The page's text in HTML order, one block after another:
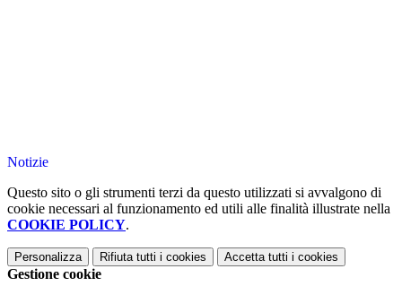
Notizie
Questo sito o gli strumenti terzi da questo utilizzati si avvalgono di
cookie necessari al funzionamento ed utili alle finalità illustrate nella
COOKIE POLICY.
Personalizza Rifiuta tutti i cookies Accetta tutti i cookies
Gestione cookie